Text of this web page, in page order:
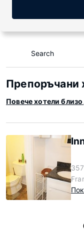
Search
Препоръчани
Повече хотели